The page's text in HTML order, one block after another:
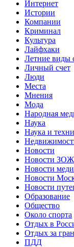
Интернет
Истории
Компании
Криминал
Культура
Лайфхаки
Летние виды
Личный счет
Люди
Места
Мнения
Мода
Народная
Наука
Наука и
Новости
Новости ЗОЖ
Новости
Новости
Новости
Образование
Общество
Около спорта
Отдых в
Отдых за
ПДД